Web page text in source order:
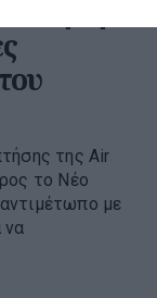
της Air
το Νέο
με
να